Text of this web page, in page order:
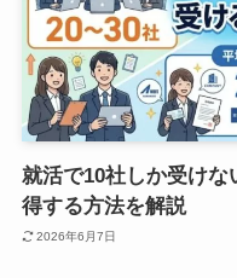
就活で10社しか受け
得する方法を解説
2026年6月7日